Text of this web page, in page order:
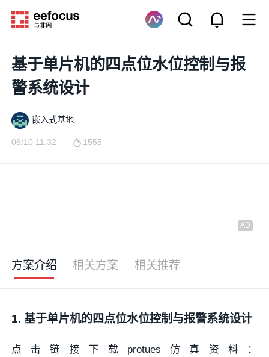
基于单片机的四点位水位控制与报
警系统设计
嵌入式基地
06/10 11:32 1555
方案介绍 相关方案 相关推荐
1. 基于单片机的四点位水位控制与报警系统设计
点击链接下载protues仿真资料：